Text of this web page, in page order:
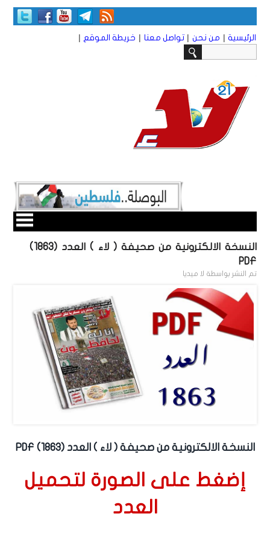
الرئيسية | من نحن | تواصل معنا | خريطة الموقع |
النسخة الالكترونية من صحيفة ( لاء ) العدد (1863)
PDF
تم النشر بواسطة لا ميديا
النسخة الالكترونية من صحيفة ( لاء ) العدد (1863) PDF
إضغط على الصورة لتحميل
العدد